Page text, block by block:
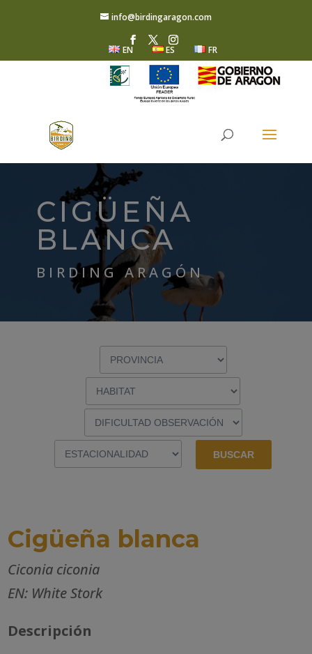
info@birdingaragon.com
EN ES FR
CIGÜEÑA
BLANCA
BIRDING ARAGÓN
Cigüeña blanca
Ciconia ciconia
EN: White Stork
Descripción